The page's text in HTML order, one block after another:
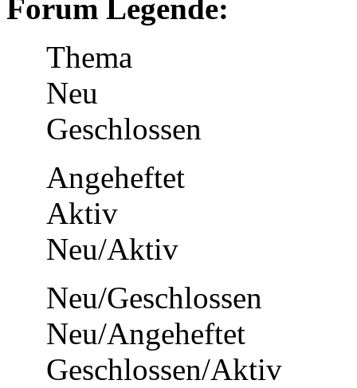
Forum Legende:
Thema
Neu
Geschlossen
Angeheftet
Aktiv
Neu/Aktiv
Neu/Geschlossen
Neu/Angeheftet
Geschlossen/Aktiv